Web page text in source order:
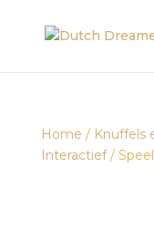
Home / Knuffels
Interactief/